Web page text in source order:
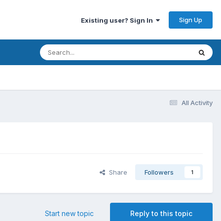
Existing user? Sign In Sign Up
All Activity
Share Followers 1
Reply to this topic
Start new topic